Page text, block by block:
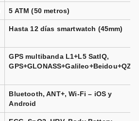
5 ATM (50 metros)
Hasta 12 días smartwatch (45mm)
GPS multibanda L1+L5 SatIQ,
Bluetooth, ANT+, Wi-Fi – iOS y
Android